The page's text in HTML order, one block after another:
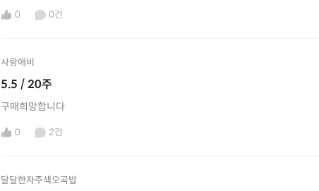
0 0건
사랑애비
5.5 / 20주
구매희망합니다
0 2건
달달한자주색오곡밥